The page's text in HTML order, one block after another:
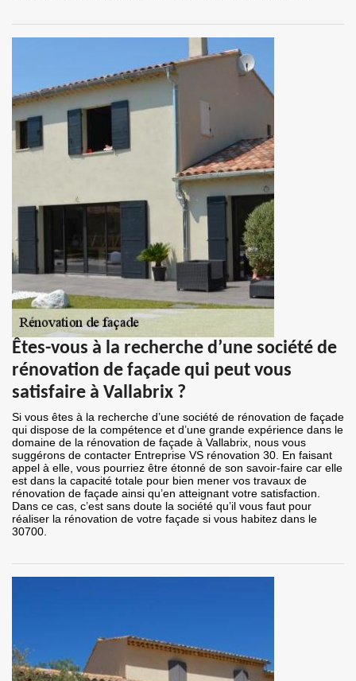
Êtes-vous à la recherche d’une société de
rénovation de façade qui peut vous
satisfaire à Vallabrix ?
Si vous êtes à la recherche d’une société de rénovation de façade
qui dispose de la compétence et d’une grande expérience dans le
domaine de la rénovation de façade à Vallabrix, nous vous
suggérons de contacter Entreprise VS rénovation 30. En faisant
appel à elle, vous pourriez être étonné de son savoir-faire car elle
est dans la capacité totale pour bien mener vos travaux de
rénovation de façade ainsi qu’en atteignant votre satisfaction.
Dans ce cas, c’est sans doute la société qu’il vous faut pour
réaliser la rénovation de votre façade si vous habitez dans le
30700.